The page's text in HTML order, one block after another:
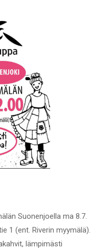
Suonenjoella ma 8.7.
1 (ent. Riverin myymälä).
lämpimästi